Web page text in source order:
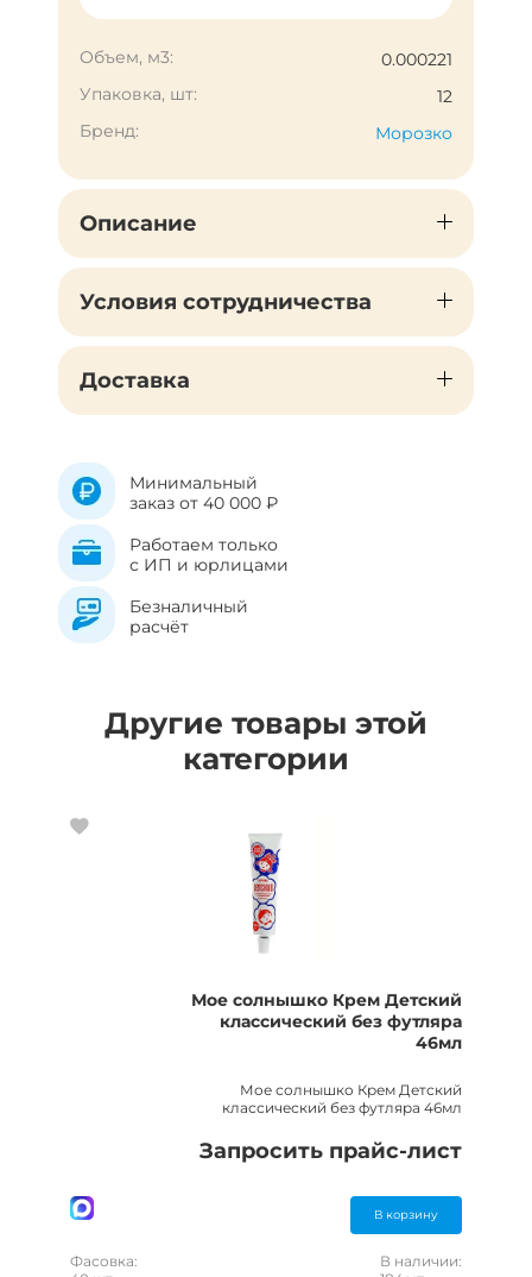
Объем, м3:
0.000221
Упаковка, шт:
12
Бренд:
Морозко
Описание
Условия сотрудничества
Доставка
Минимальный
заказ от 40 000 ₽
Работаем только
с ИП и юрлицами
Безналичный
расчёт
Другие товары этой
категории
Мое солнышко Крем Детский
классический без футляра
46мл
Мое солнышко Крем Детский
классический без футляра 46мл
Запросить прайс-лист
В корзину
Фасовка:
В наличии: